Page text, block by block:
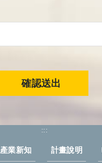
確認送出
:::
產業新知 計畫說明